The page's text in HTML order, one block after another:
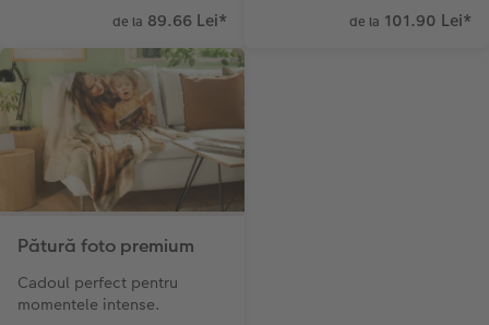
de la 89.66 Lei* de la 101.90 Lei*
Pătură foto premium
Cadoul perfect pentru
momentele intense.